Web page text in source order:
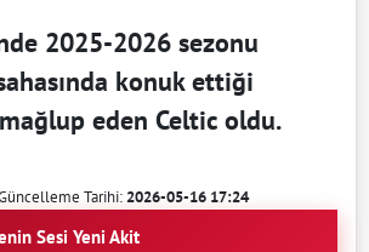
2025-2026 sezonu
konuk ettiği
eden Celtic oldu.
Tarihi:2026-05-16 17:24
Sesi Yeni Akit